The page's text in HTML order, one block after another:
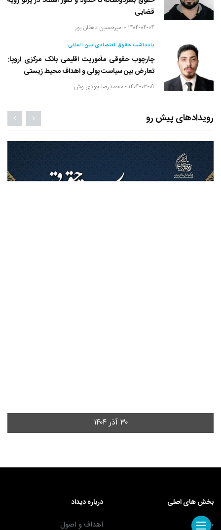
قضایی
۱۴۰۴-۰۴-۰۴ - امیرحسین دهقان پور
یادداشت حقوق اقتصادی بین المللی
چارچوب حقوقی مأموریت اقلیمی بانک مرکزی اروپا:
تعارض بین سیاست پولی و اهداف محیط زیستی
۱۴۰۴-۰۳-۰۹ - محمدرضا جودی وش
رویدادهای پیش رو
۳۰ آذر ۱۴۰۴
بخش های اصلی
خبرنما
درباره دیداد
اهداف و اصول